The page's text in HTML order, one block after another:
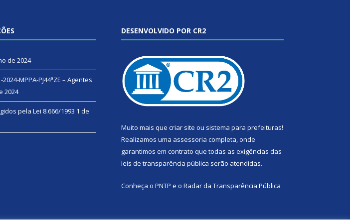
de 2024
MPPA-PJ44ªZE – Agentes
2024
pela Lei 8.666/1993 1 de
DESENVOLVIDO POR CR2
Muito mais que criar site ou sistema para prefeituras!
Realizamos uma assessoria completa, onde
garantimos em contrato que todas as exigências das
leis de transparência pública serão atendidas.
Conheça o PNTP e o Radar da Transparência Pública